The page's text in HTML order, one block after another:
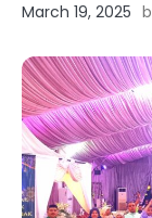
March 19, 2025